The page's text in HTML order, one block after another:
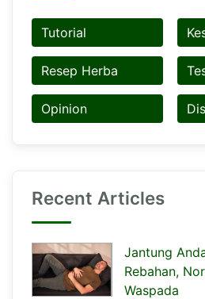
Tutorial
Resep Herba
Opinion
Recent Articles
Jantung
Rebahan,
Waspada